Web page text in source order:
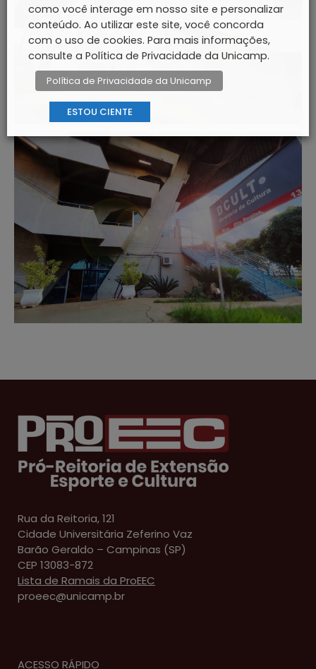
Rua da Reitoria, 121
Cidade Universitária Zeferino Vaz
Barão Geraldo – Campinas (SP)
CEP 13083-872
Lista de Ramais da ProEEC
proeec@unicamp.br
ACESSO RÁPIDO
como você interage em nosso site e personalizar
conteúdo. Ao utilizar este site, você concorda
com o uso de cookies. Para mais informações,
consulte a Política de Privacidade da Unicamp.
Política de Privacidade da Unicamp
ESTOU CIENTE